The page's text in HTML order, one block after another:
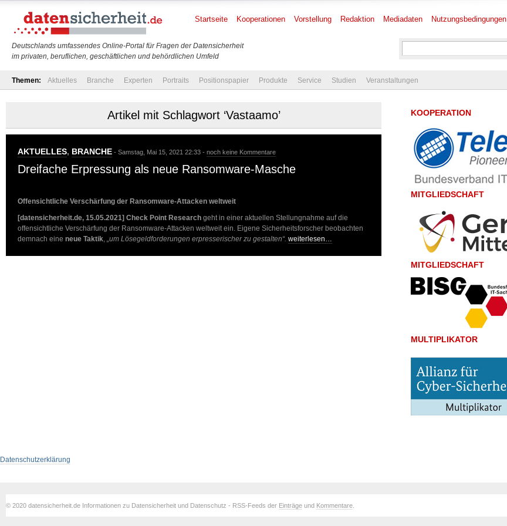
Deutschlands umfassendes Online-Portal für Fragen der Datensicherheit
im privaten, beruflichen, geschäftlichen und behördlichen Umfeld
Startseite Kooperationen Vorstellung Redaktion Mediadaten Nutzungsbedingungen
Themen: Aktuelles Branche Experten Portraits Positionspapier Produkte Service Studien Veranstaltungen
Artikel mit Schlagwort ‘Vastaamo’
AKTUELLES, BRANCHE - Samstag, Mai 15, 2021 22:33 - noch keine Kommentare
Dreifache Erpressung als neue Ransomware-Masche
Offensichtliche Verschärfung der Ransomware-Attacken weltweit
[datensicherheit.de, 15.05.2021] Check Point Research geht in einer aktuellen Stellungnahme auf die
offensichtliche Verschärfung der Ransomware-Attacken weltweit ein. Eigene Sicherheitsforscher beobachten
demnach eine neue Taktik, „um Lösegeldforderungen erpresserischer zu gestalten“. weiterlesen…
KOOPERATION
MITGLIEDSCHAFT
MITGLIEDSCHAFT
MULTIPLIKATOR
Datenschutzerklärung
© 2020 datensicherheit.de Informationen zu Datensicherheit und Datenschutz - RSS-Feeds der Einträge und Kommentare